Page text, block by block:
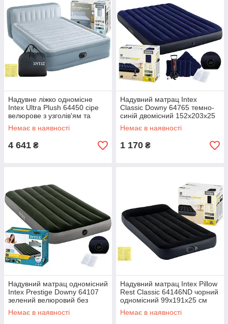
Надувне ліжко одномісне
Intex Ultra Plush 64450 сіре
велюрове з узголів'ям та
електронасосом 99х191х46
см
Немає в наявності
4 641 ₴
Надувний матрац Intex
Classic Downy 64765 темно-
синій двомісний 152х203х25
см велюровий матрац з
ручною помпою та двома
Немає в наявності
1 170 ₴
Надувний матрац одномісний
Intex Prestige Downy 64107
зелений велюровий без
насоса кемпінговий
99х191х25 см
Немає в наявності
Надувний матрац Intex Pillow
Rest Classic 64146ND чорний
одномісний 99х191х25 см
велюровий матрац з
підголівником та вбудованим
Немає в наявності